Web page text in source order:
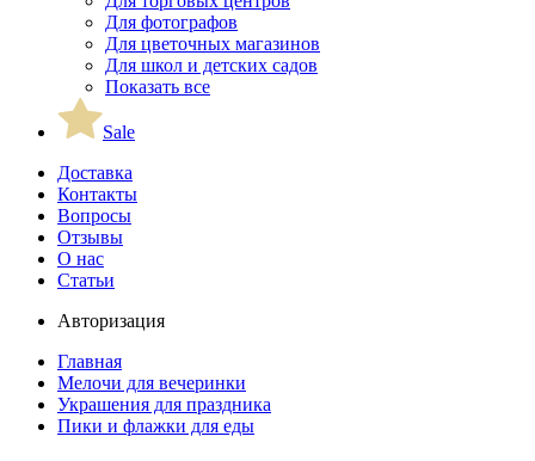
Для фотографов
Для цветочных магазинов
Для школ и детских садов
Показать все
Sale
Доставка
Контакты
Вопросы
Отзывы
О нас
Статьи
Авторизация
Главная
Мелочи для вечеринки
Украшения для праздника
Пики и флажки для еды